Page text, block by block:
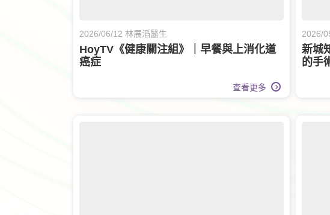
2026/06/12 林展滔醫生
HoyTV《健康關注組》｜早餐與上消化道
癌症
查看更多
2026/
新城
的手